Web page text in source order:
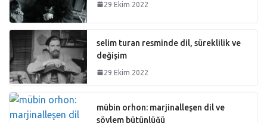
29 Ekim 2022
selim turan resminde dil, süreklilik ve
değişim
29 Ekim 2022
mübin orhon: marjinalleşen dil ve
söylem bütünlüğü